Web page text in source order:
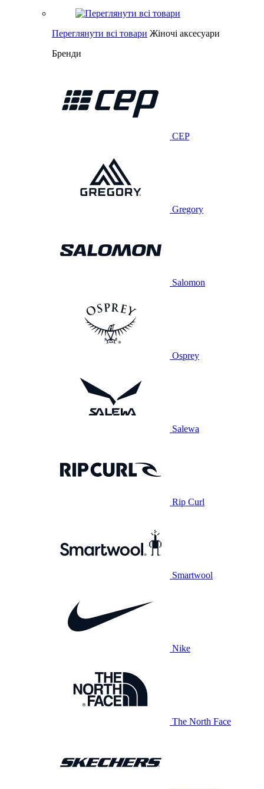
Переглянути всі товари Жіночі аксесуари
Бренди
CEP
Gregory
Salomon
Osprey
Salewa
Rip Curl
Smartwool
Nike
The North Face